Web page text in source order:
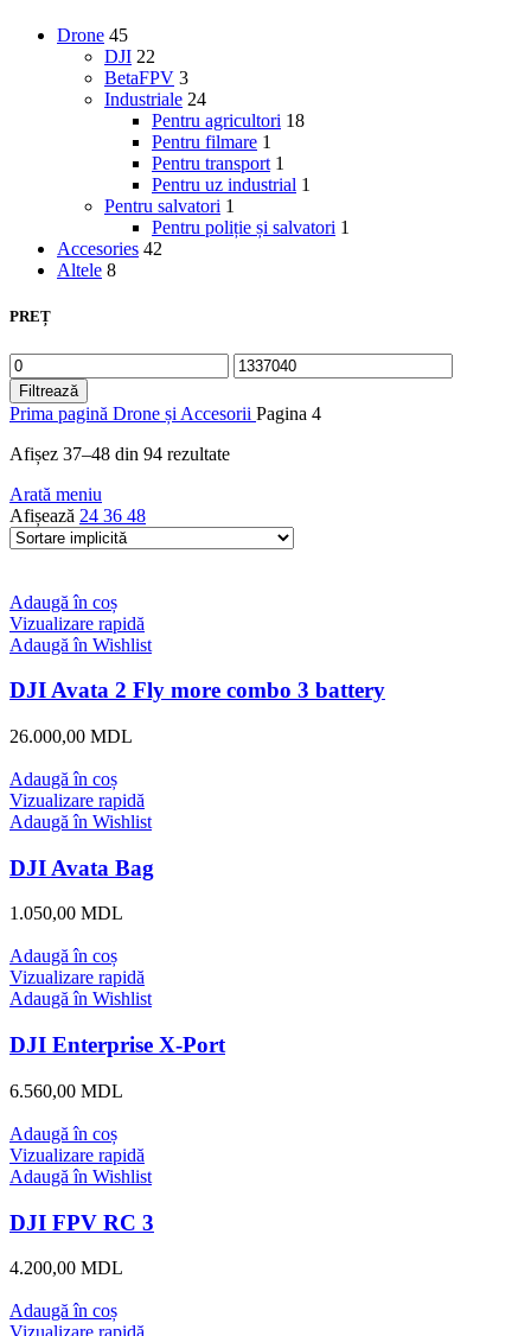
Drone 45
DJI 22
BetaFPV 3
Industriale 24
Pentru agricultori 18
Pentru filmare 1
Pentru transport 1
Pentru uz industrial 1
Pentru salvatori 1
Pentru poliție și salvatori 1
Accesories 42
Altele 8
PREȚ
Preț
minim
Preț
maxim
Filtrează
Prima pagină Drone și Accesorii Pagina 4
Afișez 37–48 din 94 rezultate
Arată meniu
Afișează 24 36 48
Adaugă în coș
Vizualizare rapidă
Adaugă în Wishlist
DJI Avata 2 Fly more combo 3 battery
26.000,00 MDL
Adaugă în coș
Vizualizare rapidă
Adaugă în Wishlist
DJI Avata Bag
1.050,00 MDL
Adaugă în coș
Vizualizare rapidă
Adaugă în Wishlist
DJI Enterprise X-Port
6.560,00 MDL
Adaugă în coș
Vizualizare rapidă
Adaugă în Wishlist
DJI FPV RC 3
4.200,00 MDL
Adaugă în coș